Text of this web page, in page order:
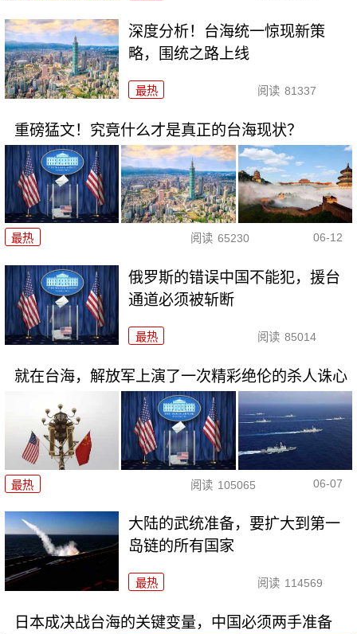
深度分析！台海统一惊现新策
略，围统之路上线
最热 阅读 81337
重磅猛文！究竟什么才是真正的台海现状？
最热 阅读 65230 06-12
俄罗斯的错误中国不能犯，援台
通道必须被斩断
最热 阅读 85014
就在台海，解放军上演了一次精彩绝伦的杀人诛心
最热 阅读 105065 06-07
大陆的武统准备，要扩大到第一
岛链的所有国家
最热 阅读 114569
日本成决战台海的关键变量，中国必须两手准备